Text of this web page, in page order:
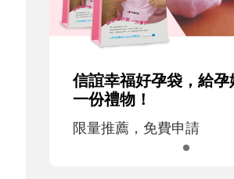
信誼幸福好孕袋，給
一份禮物！
限量推薦，免費申請